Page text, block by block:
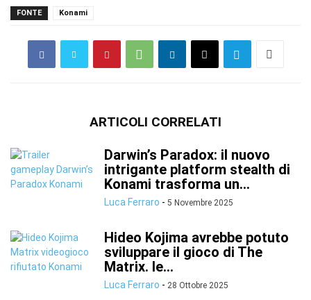
FONTE Konami
ARTICOLI CORRELATI
Darwin’s Paradox: il nuovo
intrigante platform stealth di
Konami trasforma un...
Luca Ferraro - 5 Novembre 2025
Hideo Kojima avrebbe potuto
sviluppare il gioco di The
Matrix. le...
Luca Ferraro - 28 Ottobre 2025